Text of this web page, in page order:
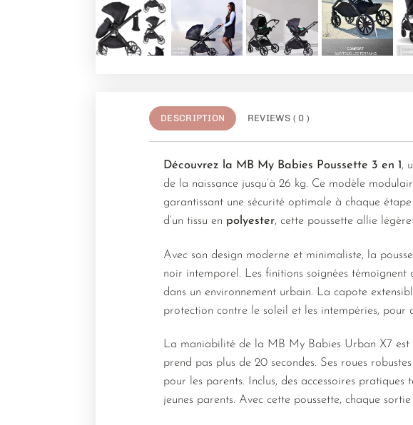
DESCRIPTION REVIEWS ( 0 )
Découvrez la MB My Babies Poussette 3 en 1,
de la naissance jusqu’à 26 kg. Ce modèle
garantissant une sécurité optimale à chaque
d’un tissu en polyester, cette poussette allie
Avec son design moderne et minimaliste, la
noir intemporel. Les finitions soignées
dans un environnement urbain. La capote
protection contre le soleil et les intempéries, pour
La maniabilité de la MB My Babies Urban X7
prend pas plus de 20 secondes. Ses roues
pour les parents. Inclus, des accessoires
jeunes parents. Avec cette poussette, chaque